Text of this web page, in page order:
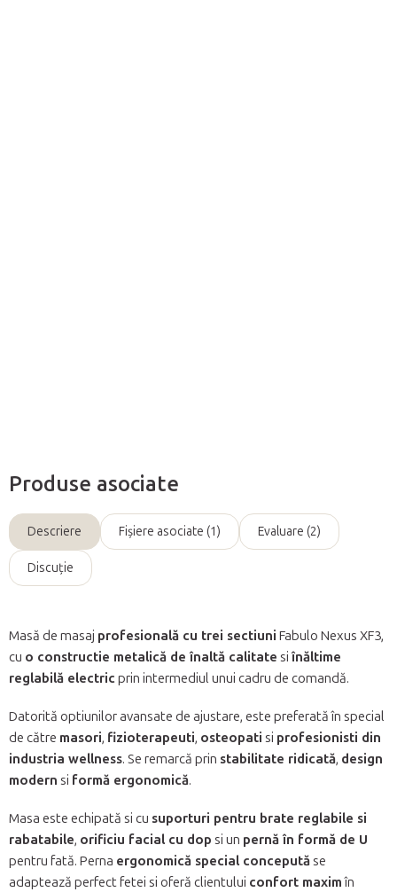
Produse asociate
Descriere Fişiere asociate (1) Evaluare (2)
Discuţie
Masă de masaj profesională cu trei sectiuni Fabulo Nexus XF3,
cu o constructie metalică de înaltă calitate si înăltime
reglabilă electric prin intermediul unui cadru de comandă.
Datorită optiunilor avansate de ajustare, este preferată în special
de către masori, fizioterapeuti, osteopati si profesionisti din
industria wellness. Se remarcă prin stabilitate ridicată, design
modern si formă ergonomică.
Masa este echipată si cu suporturi pentru brate reglabile si
rabatabile, orificiu facial cu dop si un pernă în formă de U
pentru fată. Perna ergonomică special conceputăse
adaptează perfect fetei si oferă clientului confort maximîn